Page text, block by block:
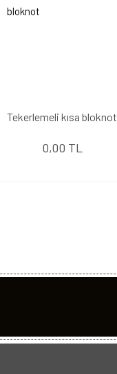
Tekerlemeli kısa bloknot
0,00 TL